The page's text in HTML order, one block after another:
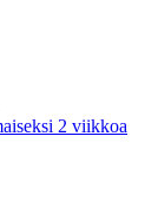
2 viikkoa